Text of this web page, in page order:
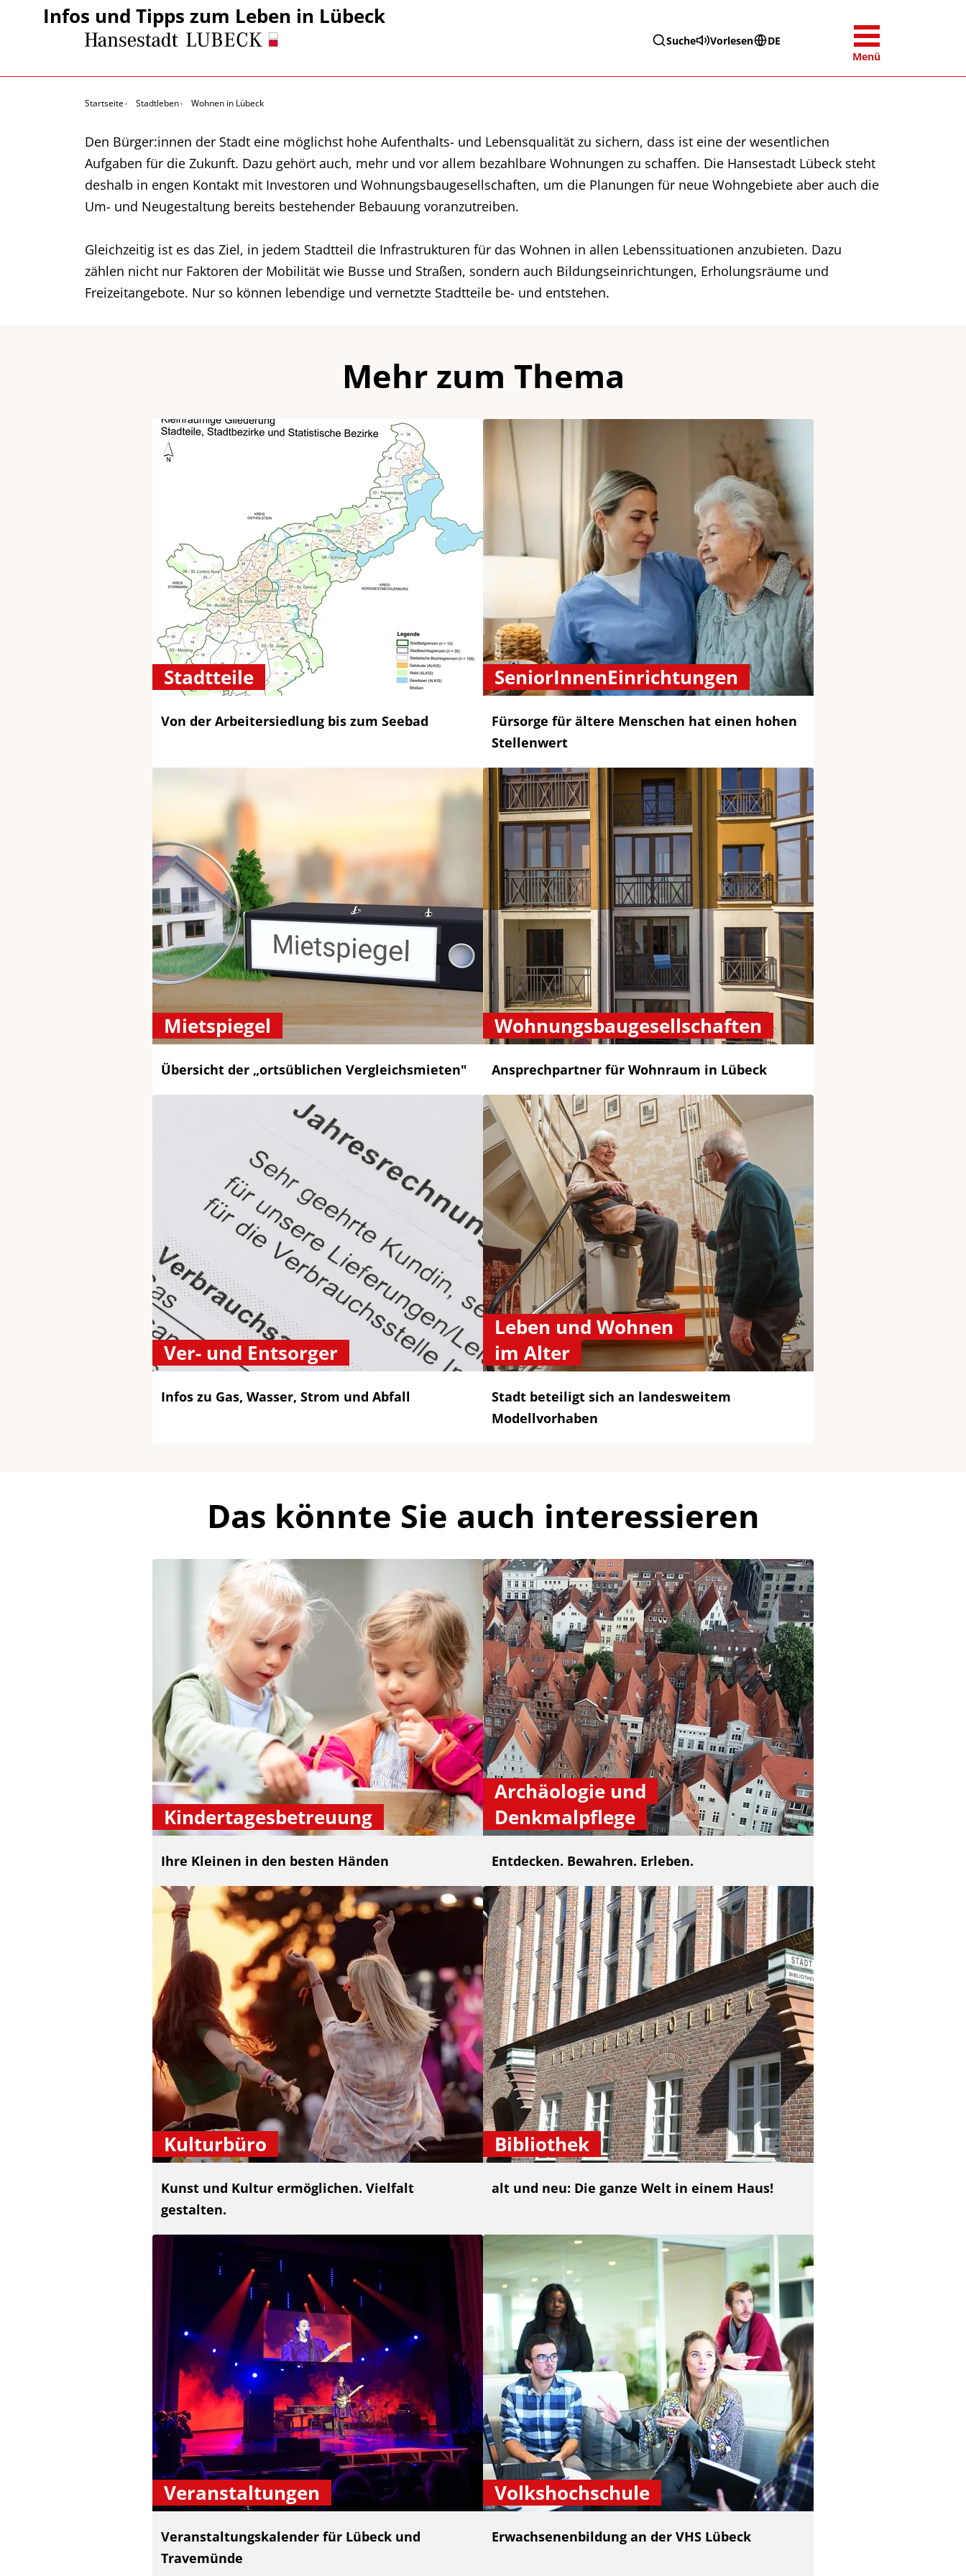
Suche Vorlesen
DE
Menü
Infos und Tipps zum Leben in Lübeck
Startseite Stadtleben Wohnen in Lübeck
Den Bürger:innen der Stadt eine möglichst hohe Aufenthalts- und Lebensqualität zu sichern, dass ist eine der wesentlichen
Aufgaben für die Zukunft. Dazu gehört auch, mehr und vor allem bezahlbare Wohnungen zu schaffen. Die Hansestadt Lübeck steht
deshalb in engen Kontakt mit Investoren und Wohnungsbaugesellschaften, um die Planungen für neue Wohngebiete aber auch die
Um- und Neugestaltung bereits bestehender Bebauung voranzutreiben.
Gleichzeitig ist es das Ziel, in jedem Stadtteil die Infrastrukturen für das Wohnen in allen Lebenssituationen anzubieten. Dazu
zählen nicht nur Faktoren der Mobilität wie Busse und Straßen, sondern auch Bildungseinrichtungen, Erholungsräume und
Freizeitangebote. Nur so können lebendige und vernetzte Stadtteile be- und entstehen.
Mehr zum Thema
Stadtteile
Von der Arbeitersiedlung bis zum Seebad
SeniorInnenEinrichtungen
Fürsorge für ältere Menschen hat einen hohen
Stellenwert
Mietspiegel
Übersicht der „ortsüblichen Vergleichsmieten"
Wohnungsbaugesellschaften
Ansprechpartner für Wohnraum in Lübeck
Ver- und Entsorger
Infos zu Gas, Wasser, Strom und Abfall
Leben und Wohnen
im Alter
Stadt beteiligt sich an landesweitem
Modellvorhaben
Das könnte Sie auch interessieren
Kindertagesbetreuung
Ihre Kleinen in den besten Händen
Archäologie und
Denkmalpflege
Entdecken. Bewahren. Erleben.
Kulturbüro
Kunst und Kultur ermöglichen. Vielfalt
gestalten.
Bibliothek
alt und neu: Die ganze Welt in einem Haus!
Veranstaltungen
Veranstaltungskalender für Lübeck und
Travemünde
Volkshochschule
Erwachsenenbildung an der VHS Lübeck